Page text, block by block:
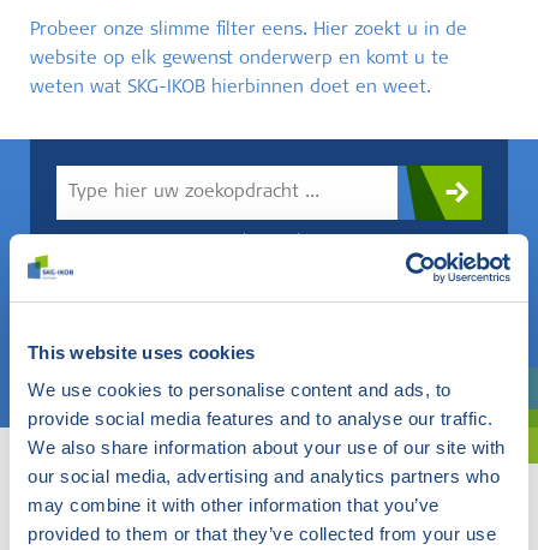
This website uses cookies
We use cookies to personalise content and ads, to
provide social media features and to analyse our traffic.
We also share information about your use of our site with
our social media, advertising and analytics partners who
may combine it with other information that you’ve
provided to them or that they’ve collected from your use
Probeer onze slimme filter eens. Hier zoekt u in de
website op elk gewenst onderwerp en komt u te
weten wat SKG-IKOB hierbinnen doet en weet.
Kies een onderwerp
Bent u oriënterend? Gebruik dan onze filter.